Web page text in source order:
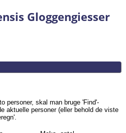
Gloggengiesser
personer, skal man bruge 'Find'-
aktuelle personer (eller behold de viste